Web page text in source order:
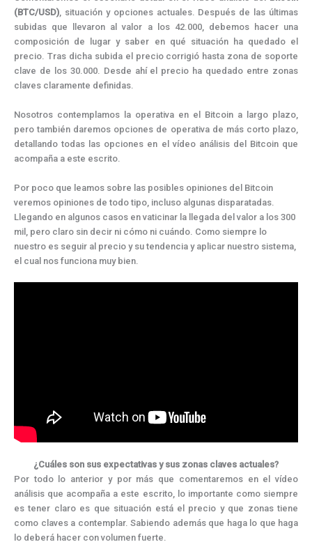
o
k
e
r
)
s
t
n
a
m
p
(BTC/USD), situación y opciones actuales. Después de las últimas
subidas que llevaron al valor a los 42.000, debemos hacer una
composición de lugar y saber en qué situación ha quedado el
precio. Tras dicha subida el precio corrigió hasta zona de soporte
clave de los 30.000. Desde ahí el precio ha quedado entre zonas
claves claramente definidas.
Nosotros contemplamos la operativa en el Bitcoin a largo plazo,
pero también daremos opciones de operativa de más corto plazo,
detallando todas las opciones en el vídeo análisis del Bitcoin que
acompaña a este escrito.
Por poco que leamos sobre las posibles opiniones del Bitcoin
veremos opiniones de todo tipo, incluso algunas disparatadas.
Llegando en algunos casos en vaticinar la llegada del valor a los 300
mil, pero claro sin decir ni cómo ni cuándo. Como siempre lo
nuestro es seguir al precio y su tendencia y aplicar nuestro sistema,
el cual nos funciona muy bien.
¿Cuáles son sus expectativas y sus zonas claves actuales?
Por todo lo anterior y por más que comentaremos en el vídeo
análisis que acompaña a este escrito, lo importante como siempre
es tener claro es que situación está el precio y que zonas tiene
como claves a contemplar. Sabiendo además que haga lo que haga
lo deberá hacer con volumen fuerte.